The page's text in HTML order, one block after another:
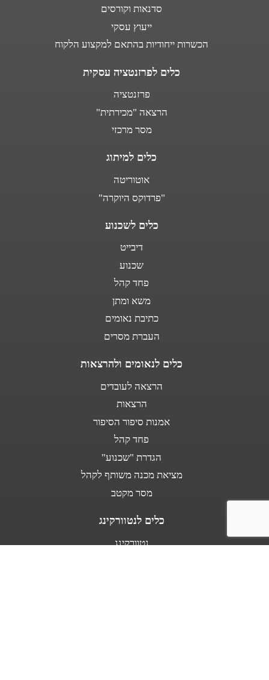
סדנאות וקורסים
ייעוץ עסקי
הכשרות ייחודיות בהתאם למקצוע הלקוח
כלים לפרזנטציה עסקית
פרזנטציה
הרצאה "מכירתית"
מסר מרכזי
כלים למיתוג
אוטוריטה
"פרדוקס היוקרה"
כלים לשכנוע
דיבייט
שכנוע
פחד קהל
משא ומתן
כתיבת נאומים
העברת מסרים
כלים לנאומים ולהרצאות
הרצאה לעובדים
הרצאות
אמנות סיפור הסיפור
פחד קהל
הגדרת "שכנוע"
מציאת מכנה משותף לקהל
מסר מקטב
כלים לנטוורקינג
נטוורקינג